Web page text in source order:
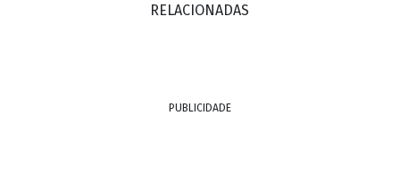
RELACIONADAS
PUBLICIDADE